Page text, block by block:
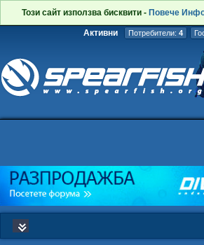
Този сайт използва бисквити - Повече
Активни Потребители: 4